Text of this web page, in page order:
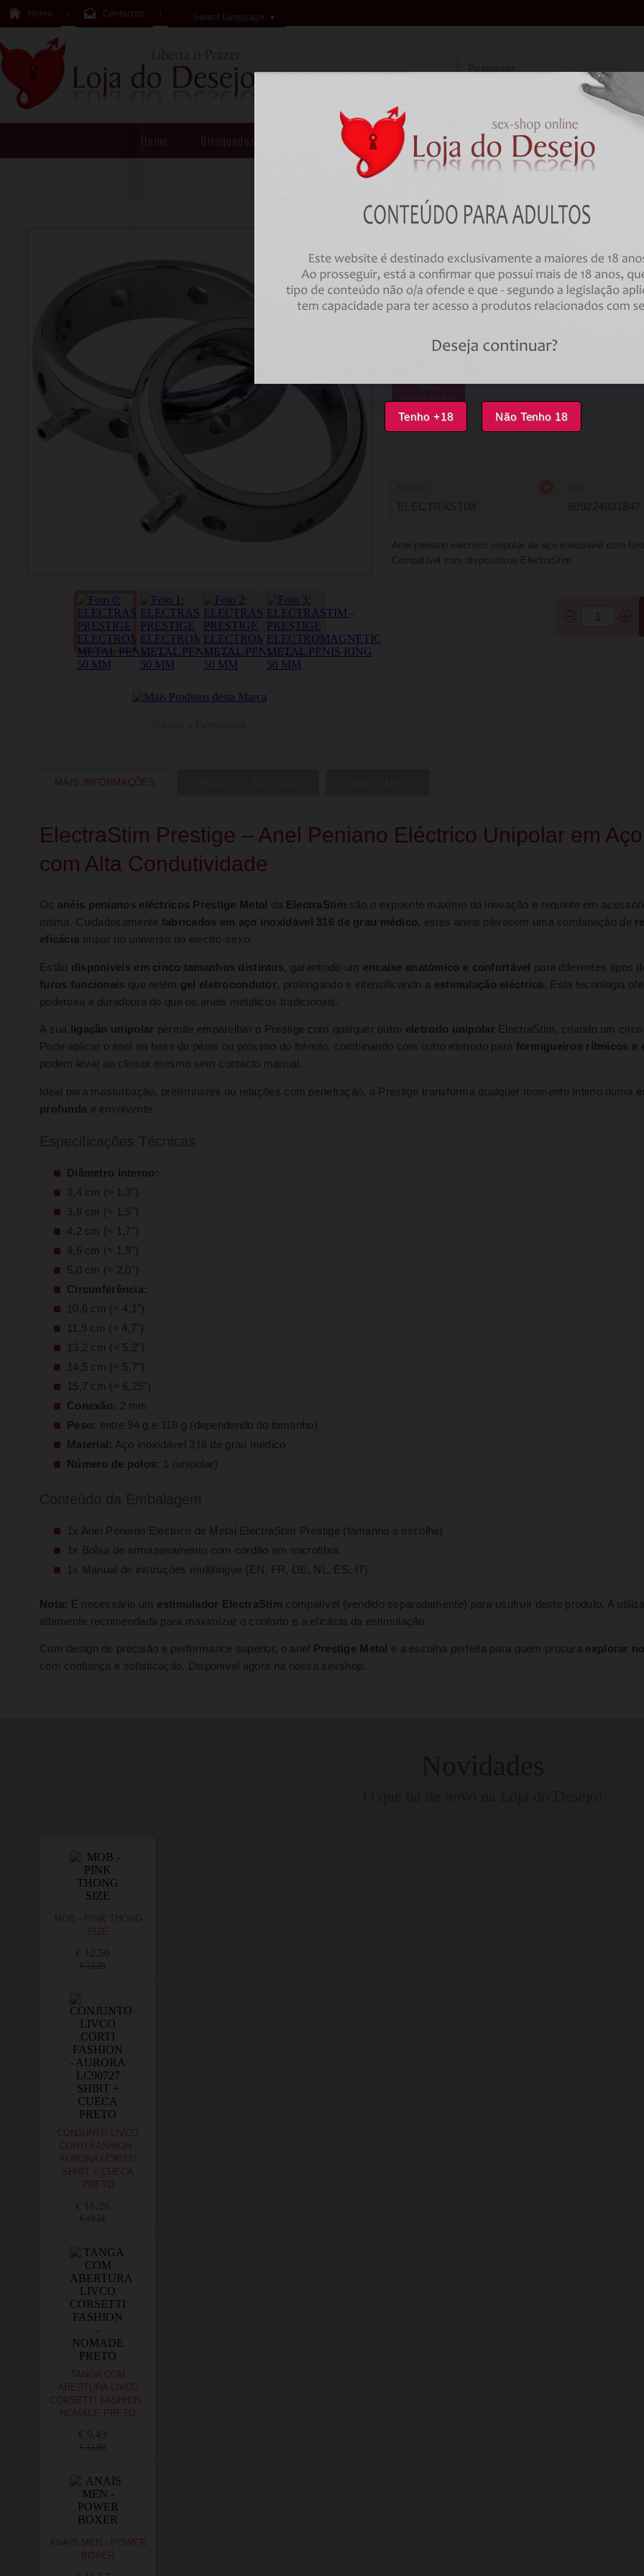
Tenho +18 Não Tenho 18
Home Contactos Select Language ▼
Home Brinquedos Sexuais Vibradores Lingerie Farmácia
ELECTRASTIM - PRESTIGE
METAL PENIS RING 50 MM
Código:00033353
PORTES GRÁTIS
ELECTRASTIM 609224031847
Anel peniano eléctrico unipolar de aço inoxidável com
Compatível com dispositivos ElectraStim.
MAIS INFORMAÇÕES
ElectraStim Prestige – Anel Peniano Eléctrico Unipolar em
com Alta Condutividade
Os anéis penianos eléctricos Prestige Metal da ElectraStim são o expoente máximo da inovação e requinte em
íntima. Cuidadosamente fabricados em aço inoxidável 316 de grau médico, estes anéis oferecem uma combinação de
eficácia ímpar no universo do electro-sexo.
Estão disponíveis em cinco tamanhos distintos, garantindo um encaixe anatómico e confortável para diferentes tipos
furos funcionais que retêm gel eletrocondutor, prolongando e intensificando a estimulação eléctrica
. Esta tecnologia
poderosa e duradoura do que os anéis metálicos tradicionais.
A sua ligação unipolar permite emparelhar o Prestige com qualquer outro eletrodo unipolar ElectraStim, criando um
Pode aplicar o anel na base do pénis ou próximo do frénulo, combinando com outro eletrodo para formigueiros rítmicos e
podem levar ao clímax mesmo sem contacto manual.
Ideal para masturbação, preliminares ou relações com penetração, o Prestige transforma qualquer momento íntimo numa
profunda e envolvente.
Especificações Técnicas
Diâmetro interno:
3,4 cm (≈ 1,3")
3,8 cm (≈ 1,5")
4,2 cm (≈ 1,7")
4,6 cm (≈ 1,9")
5,0 cm (≈ 2,0")
Circunferência:
10,6 cm (≈ 4,1")
11,9 cm (≈ 4,7")
13,2 cm (≈ 5,2")
14,5 cm (≈ 5,7")
15,7 cm (≈ 6,25")
Conexão: 2 mm
Peso: entre 94 g e 118 g (dependendo do tamanho)
Material: Aço inoxidável 316 de grau médico
Número de polos: 1 (unipolar)
Conteúdo da Embalagem
1x Anel Peniano Eléctrico de Metal ElectraStim Prestige (tamanho à escolha)
1x Bolsa de armazenamento com cordão em microfibra
1x Manual de instruções multilíngue (EN, FR, DE, NL, ES, IT)
Nota: É necessário um estimulador ElectraStim compatível (vendido separadamente) para usufruir deste produto. A
altamente recomendada para maximizar o conforto e a eficácia da estimulação.
Com design de precisão e performance superior, o anel Prestige Metal é a escolha perfeita para quem procura explorar
com confiança e sofisticação. Disponível agora na nossa sexshop.
MOB - PINK THONG
SIZE
€ 12,50
€ 13,25
CONJUNTO LIVCO
CORTI FASHION -
AURORA LC90727
SHIRT + CUECA
PRETO
€ 16,26
€ 19,51
TANGA COM
ABERTURA LIVCO
CORSETTI FASHION -
NOMADE PRETO
€ 9,43
€ 11,00
ANAIS MEN - POWER
BOXER